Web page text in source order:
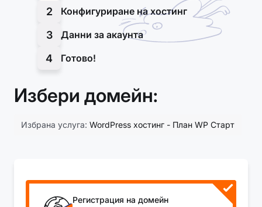
2 Конфигуриране на хостинг
3 Данни за акаунта
4 Готово!
Избери домейн:
Избрана услуга: WordPress хостинг - План WP Старт
Регистрация на домейн